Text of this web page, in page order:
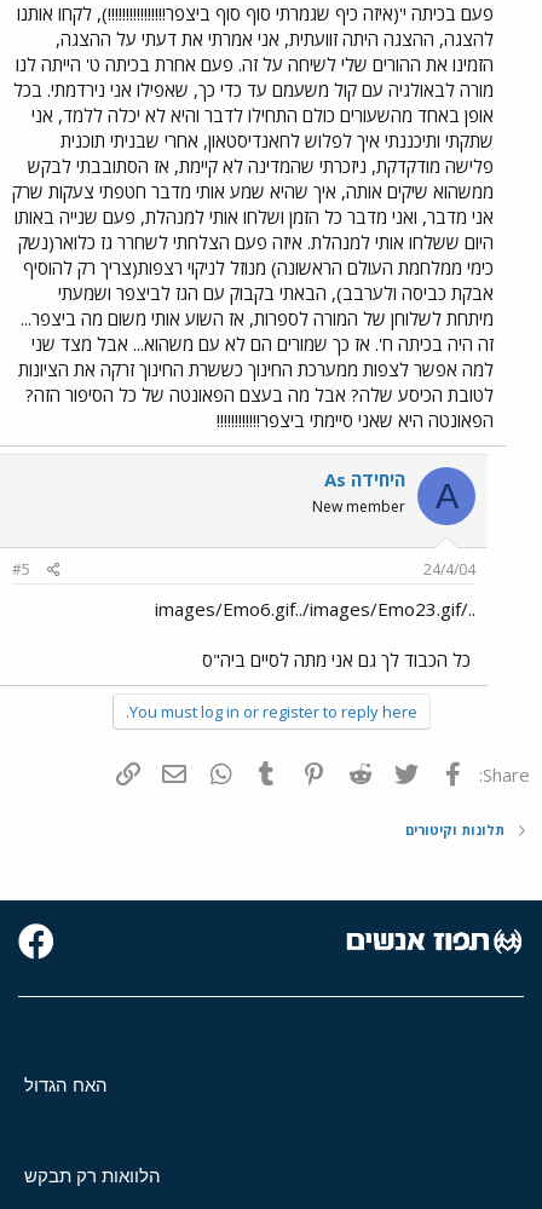
פעם בכיתה י'(איזה כיף שגמרתי סוף סוף ביצפר!!!!!!!!!!!!!!!!), לקחו אותנו
להצגה, ההצגה היתה זוועתית, אני אמרתי את דעתי על ההצגה,
הזמינו את ההורים שלי לשיחה על זה. פעם אחרת בכיתה ט' הייתה לנו
מורה לבאולגיה עם קול משעמם עד כדי כך, שאפילו אני נירדמתי. בכל
אופן באחד מהשעורים כולם התחילו לדבר והיא לא יכלה ללמד, אני
שתקתי ותיכננתי איך לפלוש לחאנדיסטאון, אחרי שבניתי תוכנית
פלישה מודקדקת, ניזכרתי שהמדינה לא קיימת, אז הסתובבתי לבקש
ממשהוא שיקים אותה, איך שהיא שמע אותי מדבר חטפתי צעקות שרק
אני מדבר, ואני מדבר כל הזמן ושלחו אותי למנהלת, פעם שנייה באותו
היום ששלחו אותי למנהלת. איזה פעם הצלחתי לשחרר גז כלואר(נשק
כימי ממלחמת העולם הראשונה) מנוזל לניקוי רצפות(צריך רק להוסיף
אבקת כביסה ולערבב), הבאתי בקבוק עם הגז לביצפר ושמעתי
מיתחת לשלוחן של המורה לספרות, אז השוע אותי משום מה ביצפר...
זה היה בכיתה ח'. אז כך שמורים הם לא עם משהוא... אבל מצד שני
למה אפשר לצפות ממערכת החינוך כששרת החינוך זרקה את הציונות
לטובת הכיסע שלה? אבל מה בעצם הפאונטה של כל הסיפור הזה?
הפאונטה היא שאני סיימתי ביצפר!!!!!!!!!!!!
A As היחידה
New member
24/4/04
#5
../images/Emo6.gif../images/Emo23.gif
כל הכבוד לך גם אני מתה לסיים ביה"ס
You must log in or register to reply here.
Share: פייסבוק Twitter
Reddit
Pinterest
Tumblr
WhatsAppדואר אלקטרוני
תלונות וקיטורים
האח הגדול
הלוואות רק תבקש